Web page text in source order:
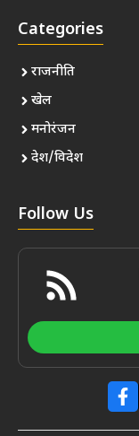
Categories
राजनीति
खेल
मनोरंजन
देश/विदेश
Follow Us